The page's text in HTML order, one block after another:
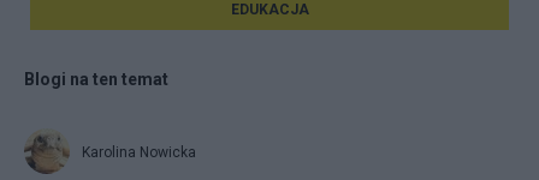
EDUKACJA
Blogi na ten temat
Karolina Nowicka